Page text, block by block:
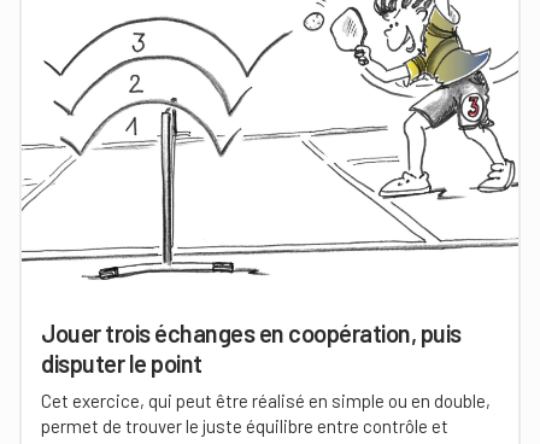
Jouer trois échanges en coopération, puis
disputer le point
Cet exercice, qui peut être réalisé en simple ou en double,
permet de trouver le juste équilibre entre contrôle et